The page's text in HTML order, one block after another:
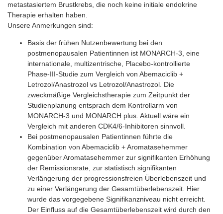
metastasiertem Brustkrebs, die noch keine initiale endokrine
Therapie erhalten haben.
Unsere Anmerkungen sind:
Basis der frühen Nutzenbewertung bei den
postmenopausalen Patientinnen ist MONARCH-3, eine
internationale, multizentrische, Placebo-kontrollierte
Phase-III-Studie zum Vergleich von Abemaciclib +
Letrozol/Anastrozol vs Letrozol/Anastrozol. Die
zweckmäßige Vergleichstherapie zum Zeitpunkt der
Studienplanung entsprach dem Kontrollarm von
MONARCH-3 und MONARCH plus. Aktuell wäre ein
Vergleich mit anderen CDK4/6-Inhibitoren sinnvoll.
Bei postmenopausalen Patientinnen führte die
Kombination von Abemaciclib + Aromatasehemmer
gegenüber Aromatasehemmer zur signifikanten Erhöhung
der Remissionsrate, zur statistisch signifikanten
Verlängerung der progressionsfreien Überlebenszeit und
zu einer Verlängerung der Gesamtüberlebenszeit. Hier
wurde das vorgegebene Signifikanzniveau nicht erreicht.
Der Einfluss auf die Gesamtüberlebenszeit wird durch den